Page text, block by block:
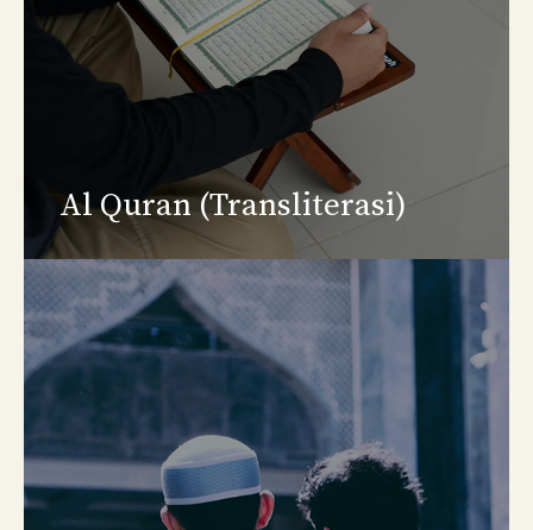
Al Quran (Transliterasi)